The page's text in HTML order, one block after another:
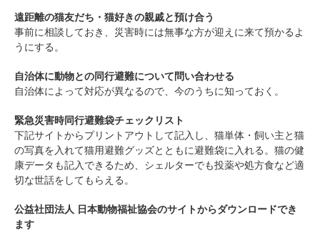
遠距離の猫友だち・猫好きの親戚と預け合う
事前に相談しておき、災害時には無事な方が迎えに来て預かるよ
うにする。
自治体に動物との同行避難について問い合わせる
自治体によって対応が異なるので、今のうちに知っておく。
緊急災害時同行避難袋チェックリスト
下記サイトからプリントアウトして記入し、猫単体・飼い主と猫
の写真を入れて猫用避難グッズとともに避難袋に入れる。猫の健
康データも記入できるため、シェルターでも投薬や処方食など適
切な世話をしてもらえる。
公益社団法人 日本動物福祉協会のサイトからダウンロードでき
ます